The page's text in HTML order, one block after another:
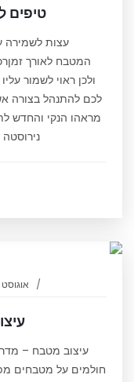
טיפים
עצות לשמירה
המטבח לאורך
ולכן ראוי לשמור
לכם להתנהל בצורה
מראהו הנקי והחדש
אוגוסט 20, 2020
עיצוב מטבח –
חולמים על מטבחים